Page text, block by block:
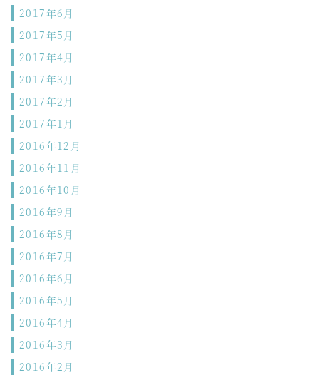
2017年6月
2017年5月
2017年4月
2017年3月
2017年2月
2017年1月
2016年12月
2016年11月
2016年10月
2016年9月
2016年8月
2016年7月
2016年6月
2016年5月
2016年4月
2016年3月
2016年2月